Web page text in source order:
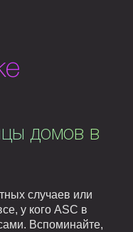
домов в
случаев или
у кого ASC в
Вспоминайте,